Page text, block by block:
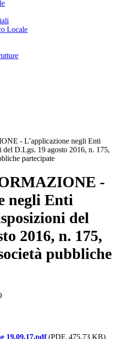
Locale
- L’applicazione negli Enti
D.Lgs. 19 agosto 2016, n. 175,
partecipate
-
negli Enti
del
2016, n. 175,
pubbliche
19.09.17.pdf(PDF, 475.73 KB)